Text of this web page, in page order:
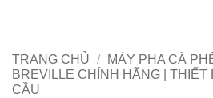
TRANG CHỦ / MÁY PHA CÀ
BREVILLE CHÍNH HÃNG | THIẾT
CẦU